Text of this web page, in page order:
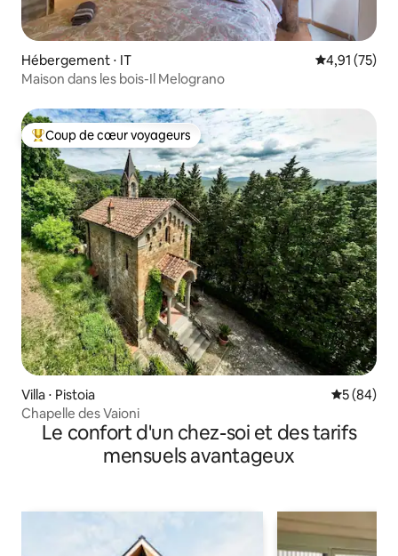
Hébergement ⋅ IT Évaluation
4,91 (75)
Maison dans les bois-Il Melograno
Coups de cœur voyageurs les plus appréciés
Coup de cœur voyageurs
Villa ⋅ Pistoia
5 (84)
Chapelle des Vaioni
Le confort d'un chez-soi et des tarifs
mensuels avantageux